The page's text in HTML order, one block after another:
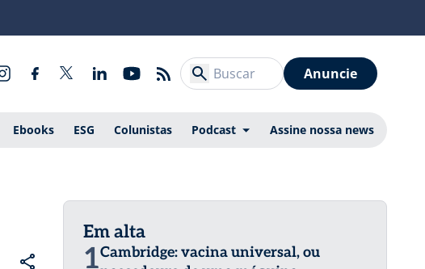
Anuncie
Ebooks ESG Colunistas Podcast Assine nossa news
Em alta
1Cambridge: vacina universal, ou